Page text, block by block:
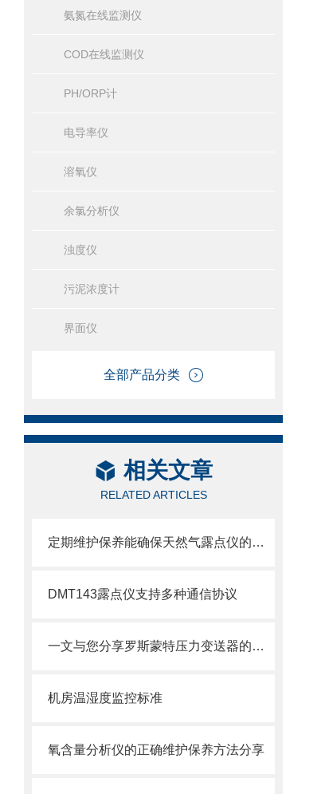
氨氮在线监测仪
COD在线监测仪
PH/ORP计
电导率仪
溶氧仪
余氯分析仪
浊度仪
污泥浓度计
界面仪
全部产品分类
相关文章
RELATED ARTICLES
定期维护保养能确保天然气露点仪的正常运行
DMT143露点仪支持多种通信协议
一文与您分享罗斯蒙特压力变送器的常见故障诊断方法
机房温湿度监控标准
氧含量分析仪的正确维护保养方法分享